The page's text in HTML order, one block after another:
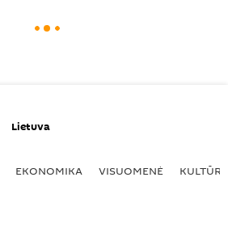
Lietuva
EKONOMIKA VISUOMENĖ KULTŪRA